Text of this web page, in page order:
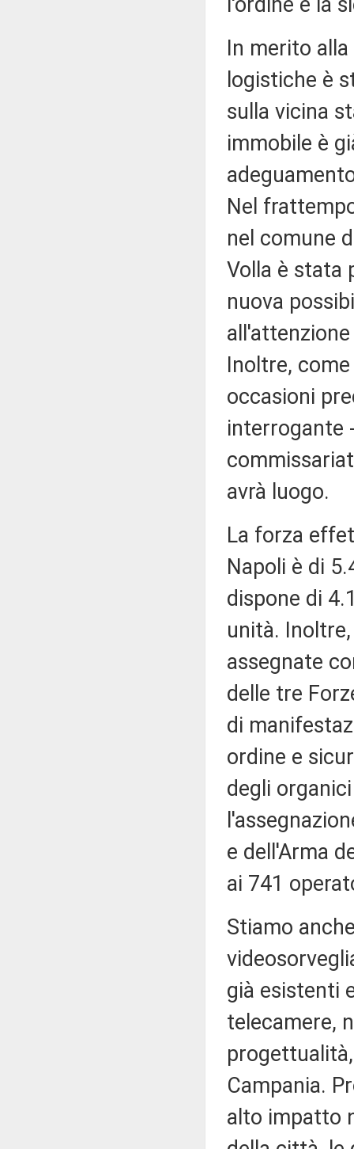
In merito
logistiche è
sulla vicina
immobile è
Nel
nel comune
Volla è stata
nuova
Inoltre,
occasioni
interrogante
avrà luogo.
La forza
Napoli è di
dispone di
unità.
assegnate
delle tre
di
ordine e
degli
e dell'Arma
ai 741
Stiamo
già esistenti
telecamere,
Campania.
alto impatto